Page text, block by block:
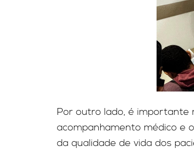
Por outro lado, é importante
acompanhamento médico e
da qualidade de vida dos